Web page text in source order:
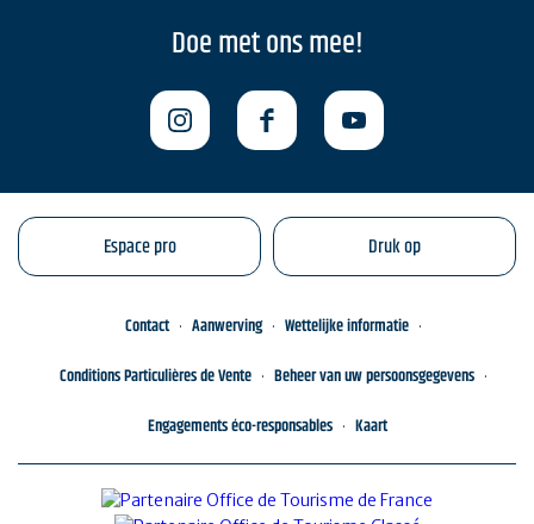
Doe met ons mee!
Espace pro Druk op
Contact Aanwerving
Wettelijke informatie
Conditions Particulières de Vente
Beheer van uw persoonsgegevens
Engagements éco-responsables
Kaart